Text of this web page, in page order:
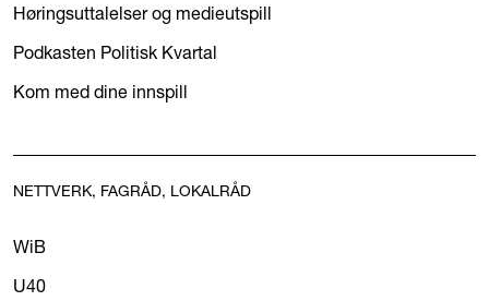
Høringsuttalelser og medieutspill
Podkasten Politisk Kvartal
Kom med dine innspill
NETTVERK, FAGRÅD, LOKALRÅD
WiB
U40